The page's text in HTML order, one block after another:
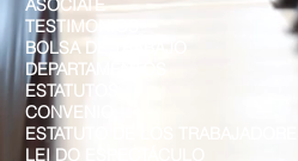
ASÓCIATE
TESTIMONIOS
BOLSA DE TRABAJO
DEPARTAMENTOS
ESTATUTOS
CONVENIO
ESTATUTO DE LOS TRABAJADORES
LEI DO ESPECTÁCULO